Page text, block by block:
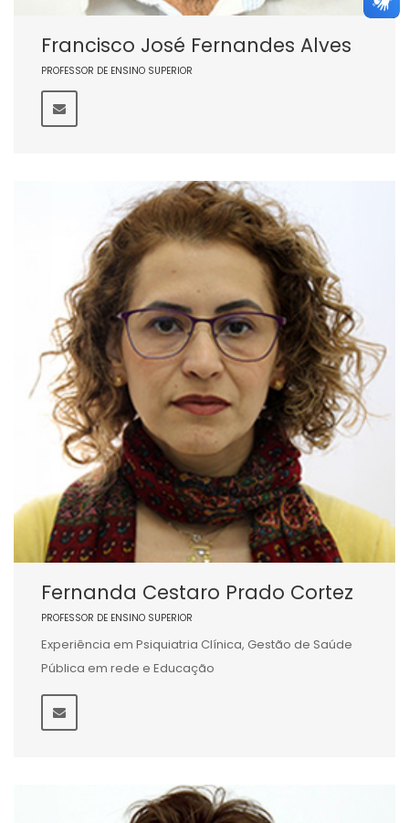
Francisco José Fernandes Alves
PROFESSOR DE ENSINO SUPERIOR
Fernanda Cestaro Prado Cortez
PROFESSOR DE ENSINO SUPERIOR
Experiência em Psiquiatria Clínica, Gestão de Saúde
Pública em rede e Educação